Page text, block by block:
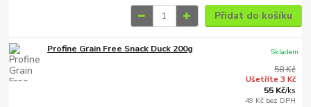
Přidat do košíku
Profine Grain Free Snack Duck 200g
58 Kč
Ušetříte 3 Kč
55 Kč/ks
49 Kč bez DPH
Skladem